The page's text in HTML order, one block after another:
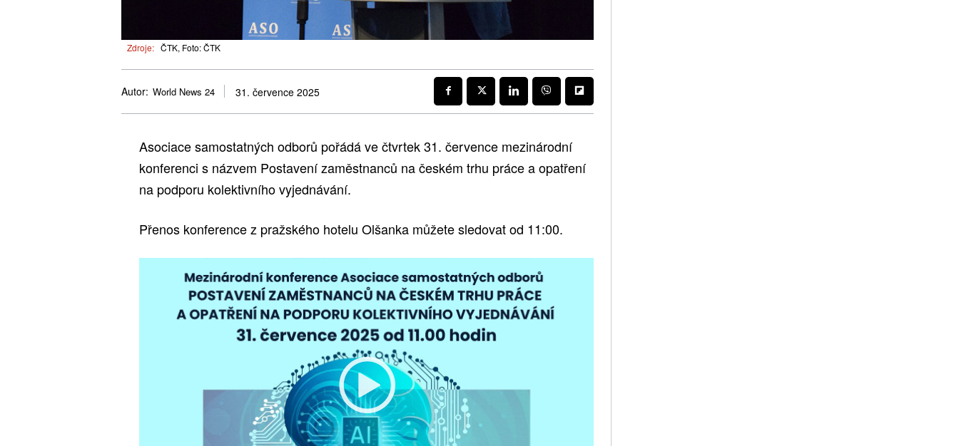
Zdroje: ČTK, Foto: ČTK
Autor: World News 24 31. července 2025
Asociace samostatných odborů pořádá ve čtvrtek 31. července mezinárodní
konferenci s názvem Postavení zaměstnanců na českém trhu práce a opatření
na podporu kolektivního vyjednávání.
Přenos konference z pražského hotelu Olšanka můžete sledovat od 11:00.